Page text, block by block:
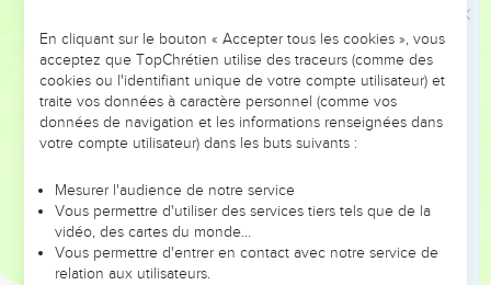
de même ils ont maintenant désobéi, afin que, par la
miséricorde qui vous a été faite, ils obtiennent aussi
miséricorde.
Car Dieu a renfermé tous les hommes dans la
La grandeur merveilleuse de Dieu
O profondeur de la richesse, de la sagesse et de la science
de Dieu ! Que ses jugements sont insondables, et ses voies
En cliquant sur le bouton « Accepter tous les cookies », vous
acceptez que TopChrétien utilise des traceurs (comme des
cookies ou l'identifiant unique de votre compte utilisateur) et
traite vos données à caractère personnel (comme vos
données de navigation et les informations renseignées dans
votre compte utilisateur) dans les buts suivants :
Mesurer l'audience de notre service
Vous permettre d'utiliser des services tiers tels que de la
vidéo, des cartes du monde…
Vous permettre d'entrer en contact avec notre service de
relation aux utilisateurs.